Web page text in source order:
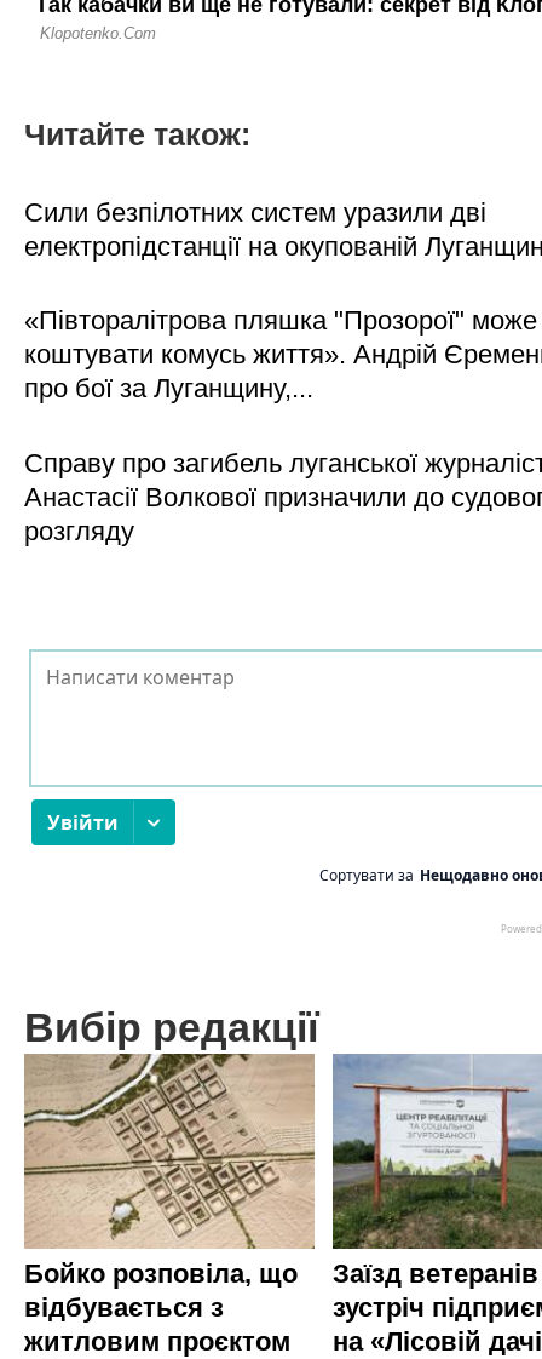
Читайте також:
Сили безпілотних систем уразили дві
електропідстанції на окупованій
«Півторалітрова пляшка "Прозорої" може
коштувати комусь життя». Андрій
про бої за Луганщину,...
Справу про загибель луганської
Анастасії Волкової призначили до
розгляду
Вибір редакції
Бойко розповіла, що
відбувається з
житловим проєктом
Заїзд
зустріч
на «Лісовій